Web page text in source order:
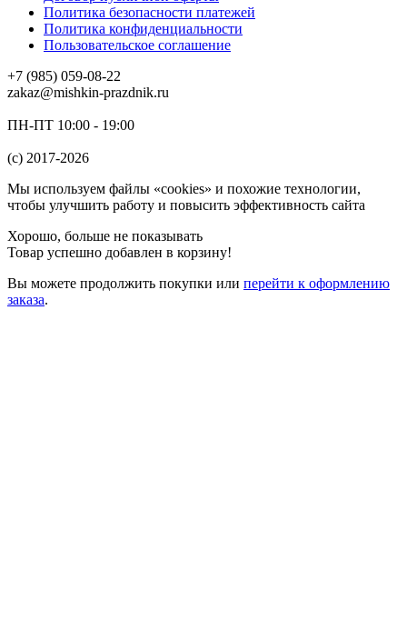
Политика безопасности платежей
Политика конфиденциальности
Пользовательское соглашение
+7 (985) 059-08-22
zakaz@mishkin-prazdnik.ru
ПН-ПТ 10:00 - 19:00
(c) 2017-2026
Мы используем файлы «cookies» и похожие технологии,
чтобы улучшить работу и повысить эффективность сайта
Хорошо, больше не показывать
Товар успешно добавлен в корзину!
Вы можете продолжить покупки или перейти к оформлению
заказа.